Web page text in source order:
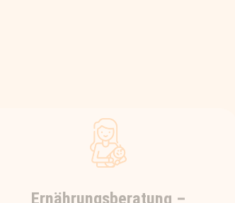
Hilfe der Ernährung verbessern, bist
aber durch die oftmals konträren
Ernährungsempfehlungen
verunsichert, was wirklich gut und
richtig für dich ist?
Wir helfen dir, die für dich individuell